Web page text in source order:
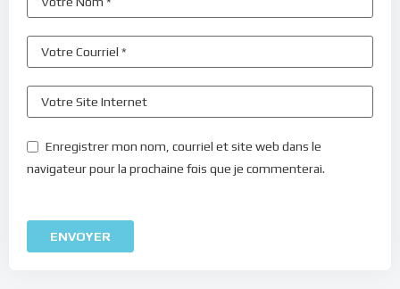
Enregistrer mon nom, courriel et site web dans le
navigateur pour la prochaine fois que je commenterai.